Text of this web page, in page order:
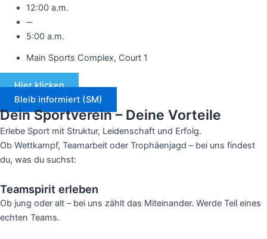
12:00 a.m.
─
5:00 a.m.
Main Sports Complex, Court 1
Hier klicken
Bleib informiert (SM)
Dein Sportverein – Deine Vorteile
Erlebe Sport mit Struktur, Leidenschaft und Erfolg.
Ob Wettkampf, Teamarbeit oder Trophäenjagd – bei uns findest
du, was du suchst:
Teamspirit erleben
Ob jung oder alt – bei uns zählt das Miteinander. Werde Teil eines
echten Teams.